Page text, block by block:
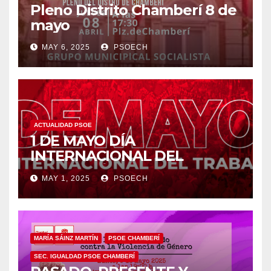
Pleno Distrito Chamberí 8 de
mayo
MAY 6, 2025 PSOECH
ACTUALIDAD PSOE
1 DE MAYO DÍA
INTERNACIONAL DEL
TRABAJO/❤️
MAY 1, 2025 PSOECH
MARÍA SÁINZ MARTÍN PSOE CHAMBERÍ
SEC. IGUALDAD PSOE CHAMBERÍ